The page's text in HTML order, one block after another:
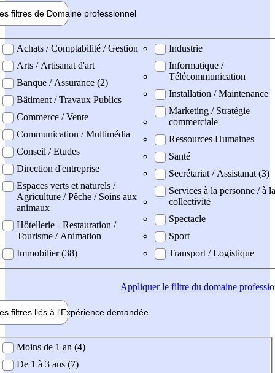
filtres de Domaine professionnel
professionel
Achats / Comptabilité / Gestion
Arts / Artisanat d'art
Banque / Assurance (2)
Bâtiment / Travaux Publics
Commerce / Vente
Communication / Multimédia
Conseil / Etudes
Direction d'entreprise
Espaces verts et naturels /
Agriculture / Pêche / Soins aux
animaux
Hôtellerie - Restauration /
Tourisme / Animation
Immobilier (38)
Industrie
Informatique /
Télécommunication
Installation / Maintenance
Marketing / Stratégie
commerciale
Ressources Humaines
Santé
Secrétariat / Assistanat (3)
Services à la personne / à la
collectivité
Spectacle
Sport
Transport / Logistique
Appliquerle filtre du domaine
filtres liés à l'Expérience demandée
demandée
Moins de 1 an (4)
De 1 à 3 ans (7)